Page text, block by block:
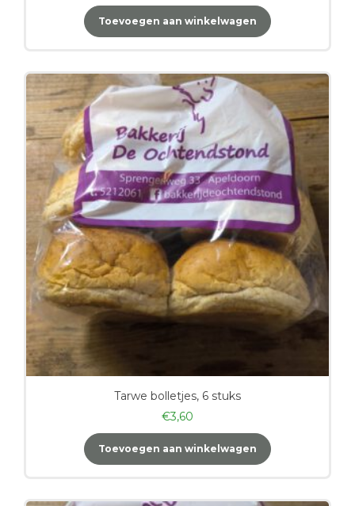
Toevoegen aan winkelwagen
Tarwe bolletjes, 6 stuks
€3,60
Toevoegen aan winkelwagen